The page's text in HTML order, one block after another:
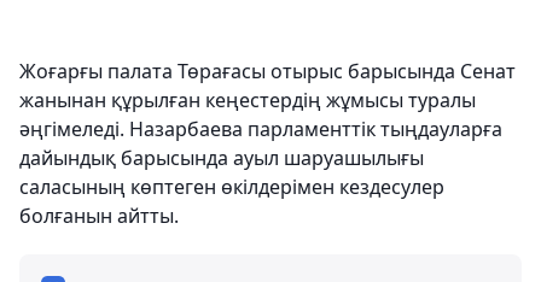
Жоғарғы палата Төрағасы отырыс барысында Сенат
жанынан құрылған кеңестердің жұмысы туралы
әңгімеледі. Назарбаева парламенттік тыңдауларға
дайындық барысында ауыл шаруашылығы
саласының көптеген өкілдерімен кездесулер
болғанын айтты.